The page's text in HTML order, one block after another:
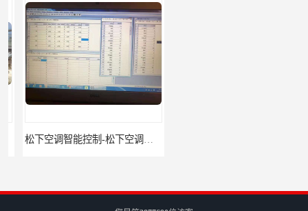
松下空调智能控制-松下空调集中控制器报价-松下空调集中控制器